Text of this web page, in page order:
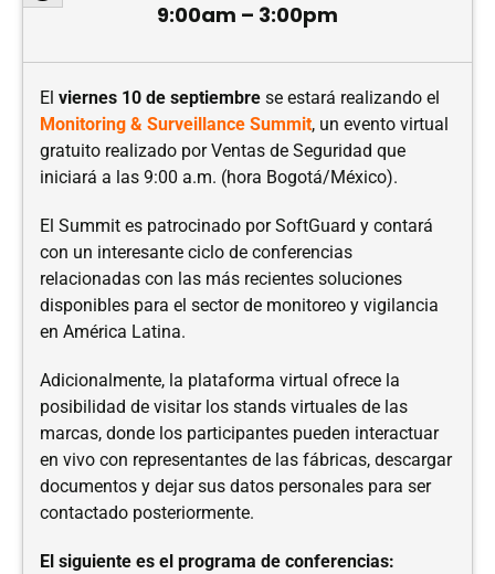
9:00am – 3:00pm
El viernes 10 de septiembre se estará realizando el
Monitoring & Surveillance Summit, un evento virtual
gratuito realizado por Ventas de Seguridad que
iniciará a las 9:00 a.m. (hora Bogotá/México).
El Summit es patrocinado por SoftGuard y contará
con un interesante ciclo de conferencias
relacionadas con las más recientes soluciones
disponibles para el sector de monitoreo y vigilancia
en América Latina.
Adicionalmente, la plataforma virtual ofrece la
posibilidad de visitar los stands virtuales de las
marcas, donde los participantes pueden interactuar
en vivo con representantes de las fábricas, descargar
documentos y dejar sus datos personales para ser
contactado posteriormente.
El siguiente es el programa de conferencias: